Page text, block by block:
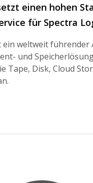
einen hohen
für Spectra
ein weltweit führender
und
Tape, Disk, Cloud